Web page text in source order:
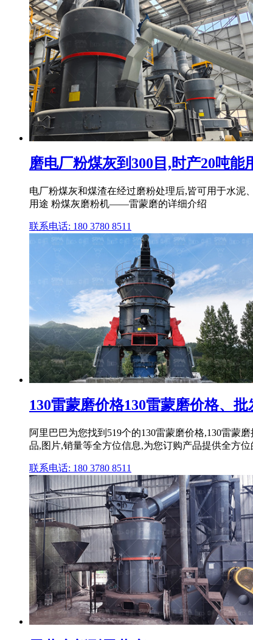
磨电厂粉煤灰到300目,时产20吨能
电厂粉煤灰和煤渣在经过磨粉处理后,皆可用于水泥
用途 粉煤灰磨粉机——雷蒙磨的详细介绍
联系电话: 180 3780 8511
130雷蒙磨价格130雷蒙磨价格、
阿里巴巴为您找到519个的130雷蒙磨价格,130雷蒙
品,图片,销量等全方位信息,为您订购产品提供全方位
联系电话: 180 3780 8511